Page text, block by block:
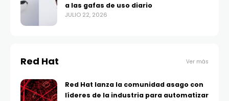
a las gafas de uso diario
JULIO 22, 2026
Red Hat Ver más
Red Hat lanza la comunidad asago con
líderes de la industria para automatizar